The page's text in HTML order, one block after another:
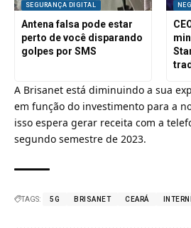
SEGURANÇA DIGITAL
Antena falsa pode estar
perto de você disparando
golpes por SMS
A Brisanet está diminuindo a sua
em função do investimento para a
isso espera gerar receita com a
segundo semestre de 2023.
TAGS: 5G BRISANET CEARÁ